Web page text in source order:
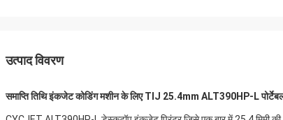
उत्पाद विवरण
समाप्ति तिथि इंकजेट कोडिंग मशीन के लिए TIJ 25.4mm ALT390HP-L